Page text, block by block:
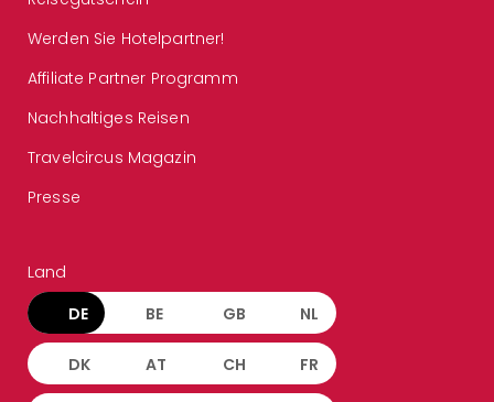
Werden Sie Hotelpartner!
Affiliate Partner Programm
Nachhaltiges Reisen
Travelcircus Magazin
Presse
Land
DE BE GB NL
DK AT CH FR